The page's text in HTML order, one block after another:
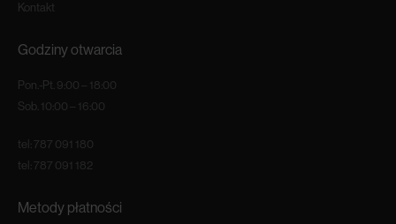
Kontakt
Godziny otwarcia
Pon.-Pt. 9:00 – 18:00
Sob. 10:00 – 16:00
tel: 787 091 180
tel: 787 091 182
Metody płatności